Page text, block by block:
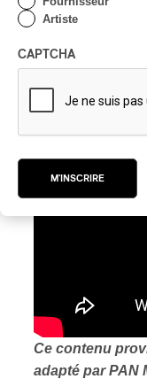
POUR
Ce contenu
adapté par PAN
Artiste
CAPTCHA
M'INSCRIRE